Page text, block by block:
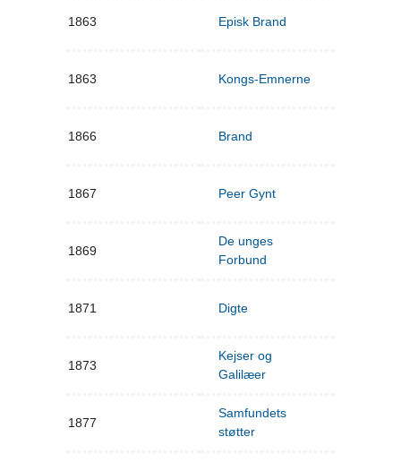
1863 Episk Brand
1863 Kongs-Emnerne
1866 Brand
1867 Peer Gynt
1869
De unges
Forbund
1871 Digte
1873
Kejser og
Galilæer
1877
Samfundets
støtter